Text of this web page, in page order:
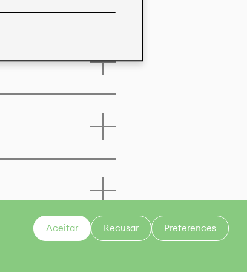
Aceitar Recusar Preferences